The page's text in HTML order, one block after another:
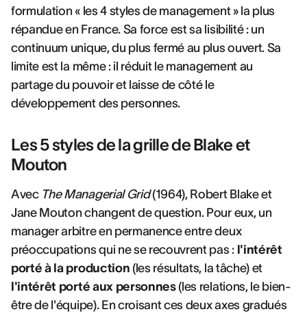
formulation « les 4 styles de management » la plus
répandue en France. Sa force est sa lisibilité : un
continuum unique, du plus fermé au plus ouvert. Sa
limite est la même : il réduit le management au
partage du pouvoir et laisse de côté le
développement des personnes.
Les 5 styles de la grille de Blake et
Mouton
Avec The Managerial Grid(1964), Robert Blake et
Jane Mouton changent de question. Pour eux, un
manager arbitre en permanence entre deux
préoccupations qui ne se recouvrent pas : l'intérêt
porté à la production (les résultats, la tâche) et
l'intérêt porté aux personnes(les relations, le bien-
être de l'équipe). En croisant ces deux axes gradués